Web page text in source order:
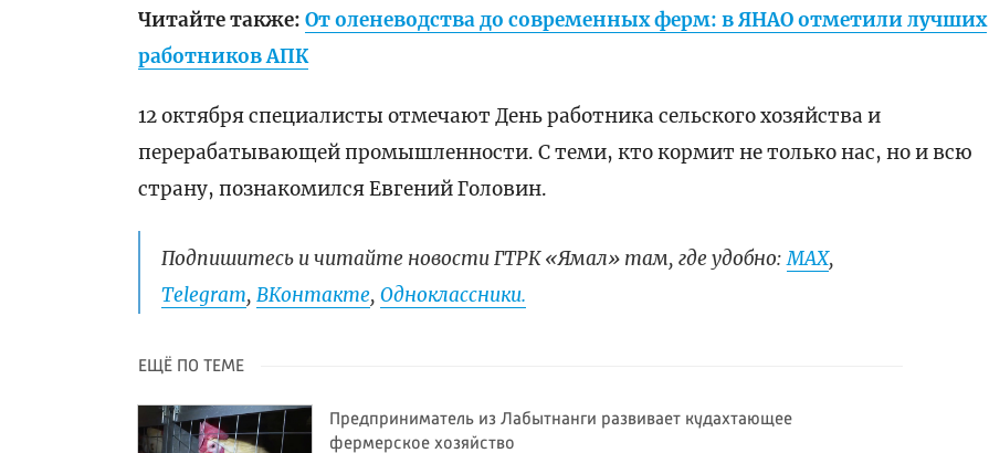
Читайте также:От оленеводства до современных ферм: в ЯНАО отметили лучших
работников АПК
12 октября специалисты отмечают День работника сельского хозяйства и
перерабатывающей промышленности. С теми, кто кормит не только нас, но и всю
страну, познакомился Евгений Головин.
Подпишитесь и читайте новости ГТРК «Ямал» там, где удобно:МАХ,
Telegram,ВКонтакте,Одноклассники.
ЕЩЁ ПО ТЕМЕ
Предприниматель из Лабытнанги развивает кудахтающее
фермерское хозяйство